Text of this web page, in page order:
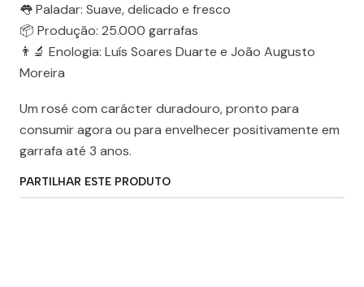
👅 Paladar: Suave, delicado e fresco
📦 Produção: 25.000 garrafas
👨‍🔬 Enologia: Luís Soares Duarte e João Augusto
Moreira
Um rosé com carácter duradouro, pronto para
consumir agora ou para envelhecer positivamente em
garrafa até 3 anos.
PARTILHAR ESTE PRODUTO